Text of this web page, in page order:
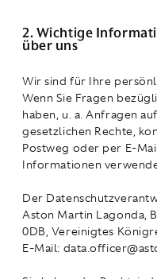
2. Wichtige
über uns
Wir sind für Ihre
Wenn Sie Fragen
haben, u. a. Anfragen
gesetzlichen Rechte,
Postweg oder per E-
Informationen
Der
Aston Martin Lagonda,
0DB, Vereinigtes
E-Mail: